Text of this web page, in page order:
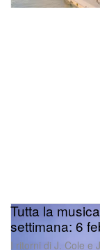
Tutta la
settimana: 6
I ritorni di J. Cole e